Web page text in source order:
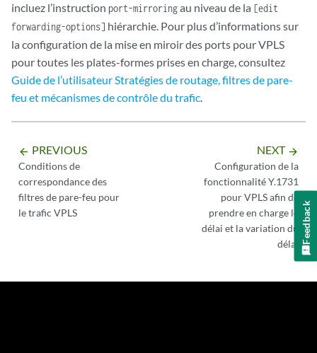
incluez l’instruction port-mirroringau niveau de la [edit
forwarding-options] hiérarchie. Pour plus d’informations sur
la configuration de la mise en miroir des ports pour VPLS
pour toutes les plates-formes prises en charge, consultez
Guide de l’utilisateur Stratégies de routage, filtres de pare-
feu et mécanismes de contrôle du trafic.
arrow_backward PREVIOUS
Conditions de
correspondance des
filtres de pare-feu pour
le trafic VPLS
NEXT arrow_forward
Configuration de la
fonctionnalité Y.1731
pour VPLS afin de
prendre en charge le
délai et la variation du
délai
Feedback